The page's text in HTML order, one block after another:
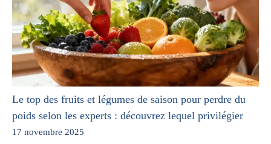
Le top des fruits et légumes de saison pour perdre du
poids selon les experts : découvrez lequel privilégier
17 novembre 2025